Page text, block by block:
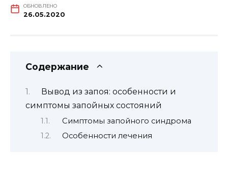
ОБНОВЛЕНО
26.05.2020
Содержание
Вывод из запоя: особенности и
симптомы запойных состояний
Симптомы запойного синдрома
Особенности лечения